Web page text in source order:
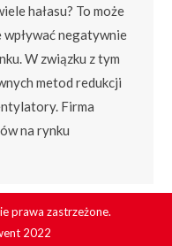
hałasu? To może
negatywnie
W związku z tym
metod redukcji
Firma
na rynku
prawa zastrzeżone.
2022